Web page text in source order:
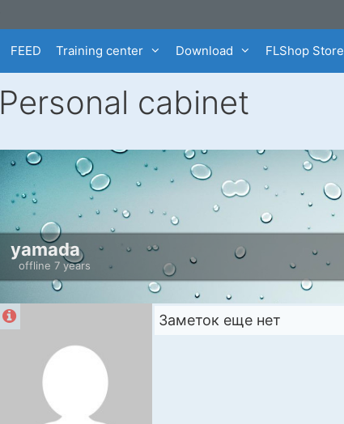
FEED Training center Download FLShop Store
Personal cabinet
yamada
offline 7 years
Заметок еще нет